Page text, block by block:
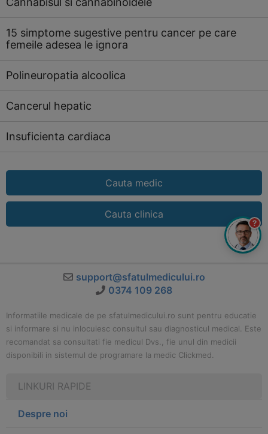
15 simptome sugestive pentru cancer pe care
femeile adesea le ignora
Polineuropatia alcoolica
Cancerul hepatic
Insuficienta cardiaca
Cauta medic
Cauta clinica
support@sfatulmedicului.ro
0374 109 268
Informatiile medicale de pe sfatulmedicului.ro sunt pentru educatie
si informare si nu inlocuiesc consultul sau diagnosticul medical. Este
recomandat sa consultati fie medicul Dvs., fie unul din medicii
disponibili in sistemul de programare la medic Clickmed.
LINKURI RAPIDE
Despre noi
?